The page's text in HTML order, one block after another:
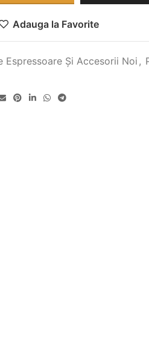
Adauga la Favorite
Espressoare Și Accesorii Noi,